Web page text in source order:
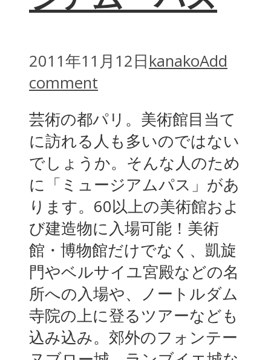
2011年11月12日kanakoAdd
comment
芸術の都パリ。美術館目当て
に訪れる人も多いのではない
でしょうか。そんな人のため
に「ミュージアムパス」があ
ります。60以上の美術館およ
び建造物に入場可能！美術
館・博物館だけでなく、凱旋
門やベルサイユ宮殿などの名
所への入場や、ノートルダム
寺院の上に登るツアーなども
込み込み。郊外のフォンテー